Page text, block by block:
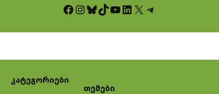
Facebook InstagramBluesky TikTok YouTube LinkedIn X Telegram
კატეგორიები
თემები